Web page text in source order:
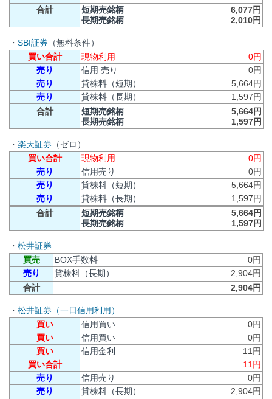
合計
短期売銘柄
長期売銘柄
6,077円
2,010円
・ SBI証券 （無料条件）
買い合計
現物利用
0円
売り
信用 売り
0円
売り
貸株料（短期）
5,664円
売り
貸株料（長期）
1,597円
合計
短期売銘柄
長期売銘柄
5,664円
1,597円
・ 楽天証券 （ゼロ）
買い合計
現物利用
0円
売り
信用売り
0円
売り
貸株料（短期）
5,664円
売り
貸株料（長期）
1,597円
合計
短期売銘柄
長期売銘柄
5,664円
1,597円
・ 松井証券
買売
BOX手数料
0円
売り
貸株料（長期）
2,904円
合計
2,904円
・ 松井証券（一日信用利用）
買い
信用買い
0円
買い
信用買い
0円
買い
信用金利
11円
買い合計
11円
売り
信用売り
0円
売り
貸株料（長期）
2,904円